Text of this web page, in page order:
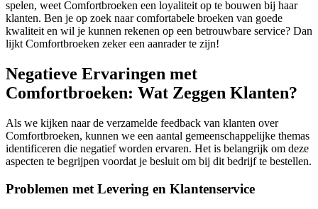
spelen, weet Comfortbroeken een loyaliteit op te bouwen bij haar
klanten. Ben je op zoek naar comfortabele broeken van goede
kwaliteit en wil je kunnen rekenen op een betrouwbare service? Dan
lijkt Comfortbroeken zeker een aanrader te zijn!
Negatieve Ervaringen met
Comfortbroeken: Wat Zeggen Klanten?
Als we kijken naar de verzamelde feedback van klanten over
Comfortbroeken, kunnen we een aantal gemeenschappelijke themas
identificeren die negatief worden ervaren. Het is belangrijk om deze
aspecten te begrijpen voordat je besluit om bij dit bedrijf te bestellen.
Problemen met Levering en Klantenservice